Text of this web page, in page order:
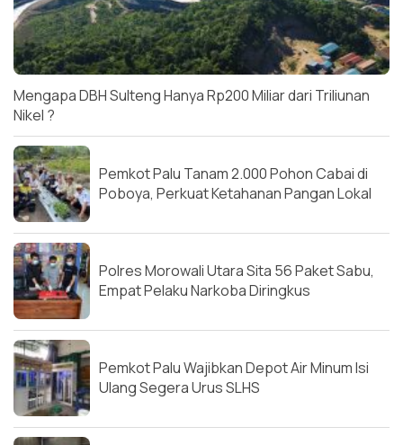
Mengapa DBH Sulteng Hanya Rp200 Miliar dari Triliunan
Nikel ?
Pemkot Palu Tanam 2.000 Pohon Cabai di
Poboya, Perkuat Ketahanan Pangan Lokal
Polres Morowali Utara Sita 56 Paket Sabu,
Empat Pelaku Narkoba Diringkus
Pemkot Palu Wajibkan Depot Air Minum Isi
Ulang Segera Urus SLHS